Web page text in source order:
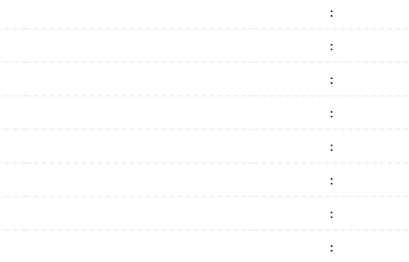
:
:
:
:
:
:
:
: